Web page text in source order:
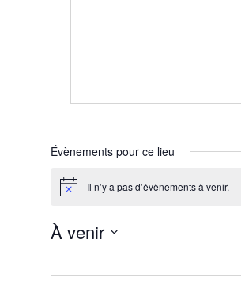
Évènements pour ce lieu
Notice Il n’y a pas d’évènements à venir.
À venir